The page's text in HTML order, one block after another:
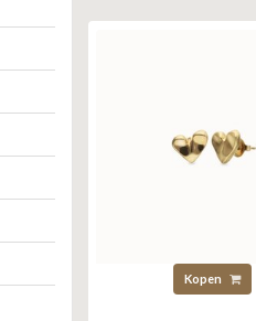
Kopen